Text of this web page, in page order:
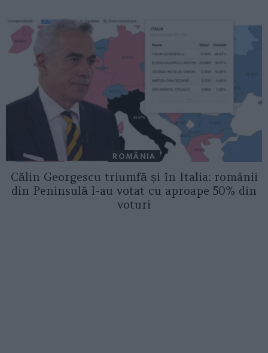
ROMÂNIA
Călin Georgescu triumfă și în Italia: românii
din Peninsulă l-au votat cu aproape 50% din
voturi